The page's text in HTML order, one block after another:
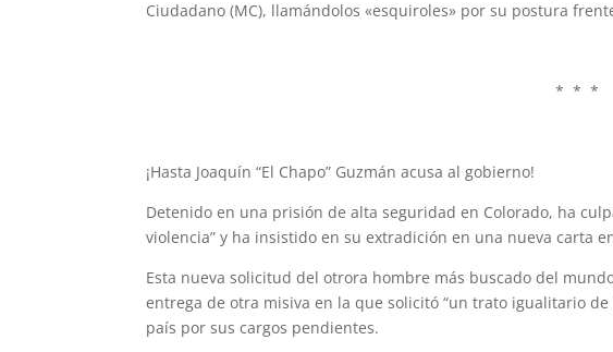
Ciudadano (MC), llamándolos «esquiroles» por su postura
* * *
¡Hasta Joaquín “El Chapo” Guzmán acusa al gobierno!
Detenido en una prisión de alta seguridad en Colorado, ha
violencia” y ha insistido en su extradición en una nueva carta
Esta nueva solicitud del otrora hombre más buscado del
entrega de otra misiva en la que solicitó “un trato igualitario de
país por sus cargos pendientes.